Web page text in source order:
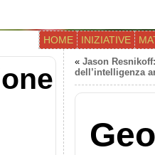
HOME INIZIATIVE
« Jason
dell’intelligenza